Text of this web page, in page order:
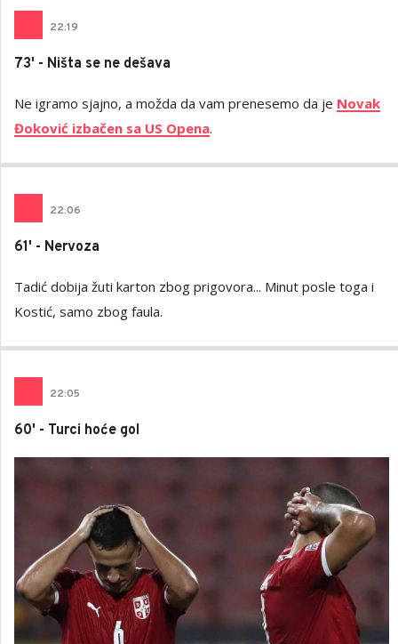
22:19
73' - Ništa se ne dešava
Ne igramo sjajno, a možda da vam prenesemo da je Novak
Đoković izbačen sa US Opena.
22:06
61' - Nervoza
Tadić dobija žuti karton zbog prigovora... Minut posle toga i
Kostić, samo zbog faula.
22:05
60' - Turci hoće gol